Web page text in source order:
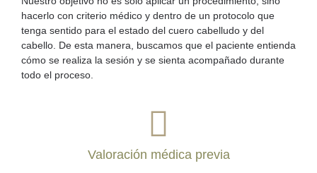
hacerlo con criterio médico y dentro de un protocolo que
tenga sentido para el estado del cuero cabelludo y del
cabello. De esta manera, buscamos que el paciente entienda
cómo se realiza la sesión y se sienta acompañado durante
todo el proceso.
Valoración médica previa